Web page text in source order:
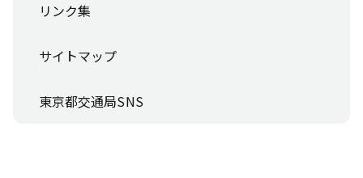
リンク集
サイトマップ
東京都交通局SNS